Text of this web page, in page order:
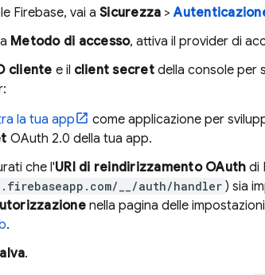
Firebase, vai a Sicurezza >
Metodo di accesso, attiva il provider di
cliente e il client secretdella console per
la tua app
come applicazione per
OAuth 2.0 della tua app.
che l'URI di reindirizzamento OAuth di
__/auth/handler ) sia
nella pagina delle
.
.